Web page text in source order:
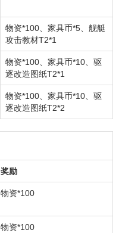
物资*100、家具币*5、舰艇
攻击教材T2*1
物资*100、家具币*10、驱
逐改造图纸T2*1
物资*100、家具币*10、驱
逐改造图纸T2*2
奖励
物资*100
物资*100